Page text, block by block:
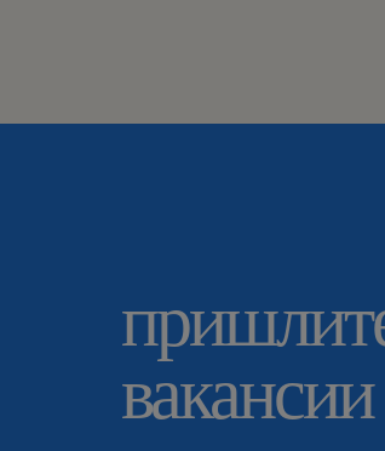
вакансии